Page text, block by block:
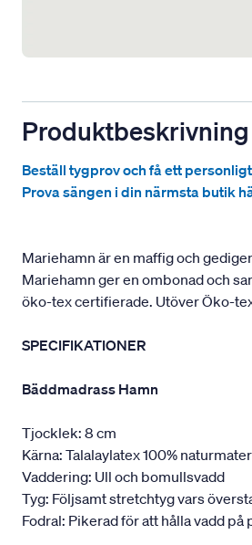
Produktbeskrivning
Beställ tygprov och få ett
Prova sängen i din närmsta butik
Mariehamn är en maffig och
Mariehamn ger en ombonad och
öko-tex certifierade. Utöver Öko-
SPECIFIKATIONER
Bäddmadrass Hamn
Tjocklek: 8 cm
Kärna: Talalaylatex 100%
Vaddering: Ull och bomullsvadd
Tyg: Följsamt stretchtyg vars
Fodral: Pikerad för att hålla vadd på